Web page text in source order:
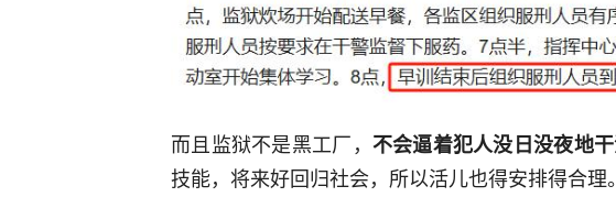
而且监狱不是黑工厂， 不会逼着犯人没日没夜地
技能，将来好回归社会，所以活儿也得安排得合理。